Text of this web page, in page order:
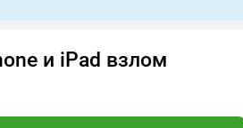
и iPad взлом